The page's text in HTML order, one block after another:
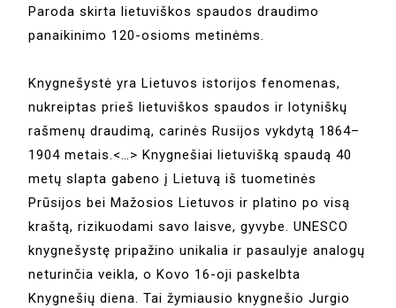
Paroda skirta lietuviškos spaudos draudimo
panaikinimo 120-osioms metinėms.
Knygnešystė yra Lietuvos istorijos fenomenas,
nukreiptas prieš lietuviškos spaudos ir lotyniškų
rašmenų draudimą, carinės Rusijos vykdytą 1864–
1904 metais.<…> Knygnešiai lietuvišką spaudą 40
metų slapta gabeno į Lietuvą iš tuometinės
Prūsijos bei Mažosios Lietuvos ir platino po visą
kraštą, rizikuodami savo laisve, gyvybe. UNESCO
knygnešystę pripažino unikalia ir pasaulyje analogų
neturinčia veikla, o Kovo 16-oji paskelbta
Knygnešių diena. Tai žymiausio knygnešio Jurgio